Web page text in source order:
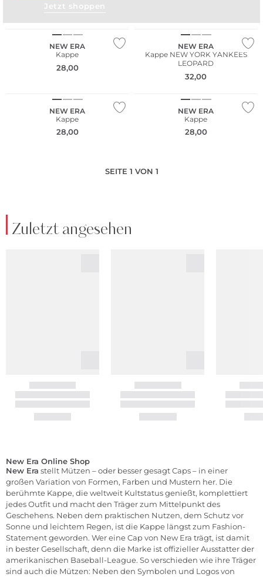
Jetzt shoppen
NEW ERA
Kappe
28,00
NEW ERA
Kappe NEW YORK YANKEES
LEOPARD
32,00
NEW ERA
Kappe
28,00
NEW ERA
Kappe
28,00
SEITE 1 VON 1
Zuletzt angesehen
New Era Online Shop
New Era stellt Mützen – oder besser gesagt Caps – in einer
großen Variation von Formen, Farben und Mustern her. Die
berühmte Kappe, die weltweit Kultstatus genießt, komplettiert
jedes Outfit und macht den Träger zum Mittelpunkt des
Geschehens. Neben dem praktischen Nutzen, dem Schutz vor
Sonne und leichtem Regen, ist die Kappe längst zum Fashion-
Statement geworden. Wer eine Cap von New Era trägt, ist damit
in bester Gesellschaft, denn die Marke ist offizieller Ausstatter der
amerikanischen Baseball-League. So verschieden wie ihre Träger
sind auch die Mützen: Neben den Symbolen und Logos von